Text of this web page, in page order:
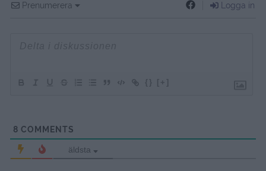
Prenumerera Logga in
{} [+]
8 COMMENTS
äldsta